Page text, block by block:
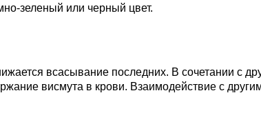
зеленый или черный цвет.
всасывание последних. В сочетании с
висмута в крови. Взаимодействие с